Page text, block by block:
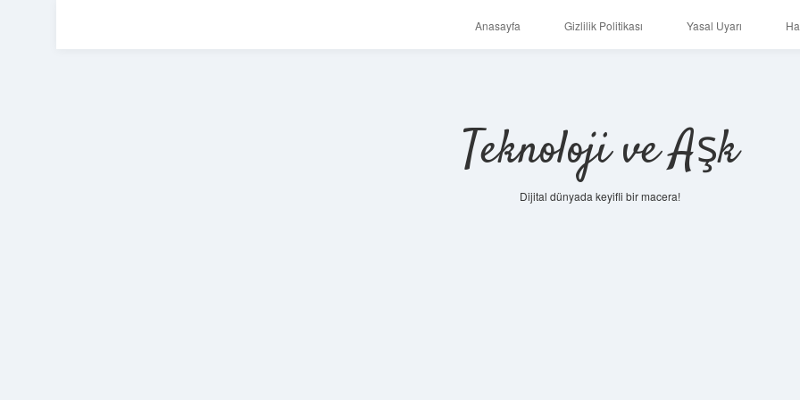
Anasayfa Gizlilik Politikası Yasal Uyarı
Teknoloji ve Aşk
Dijital dünyada keyifli bir macera!